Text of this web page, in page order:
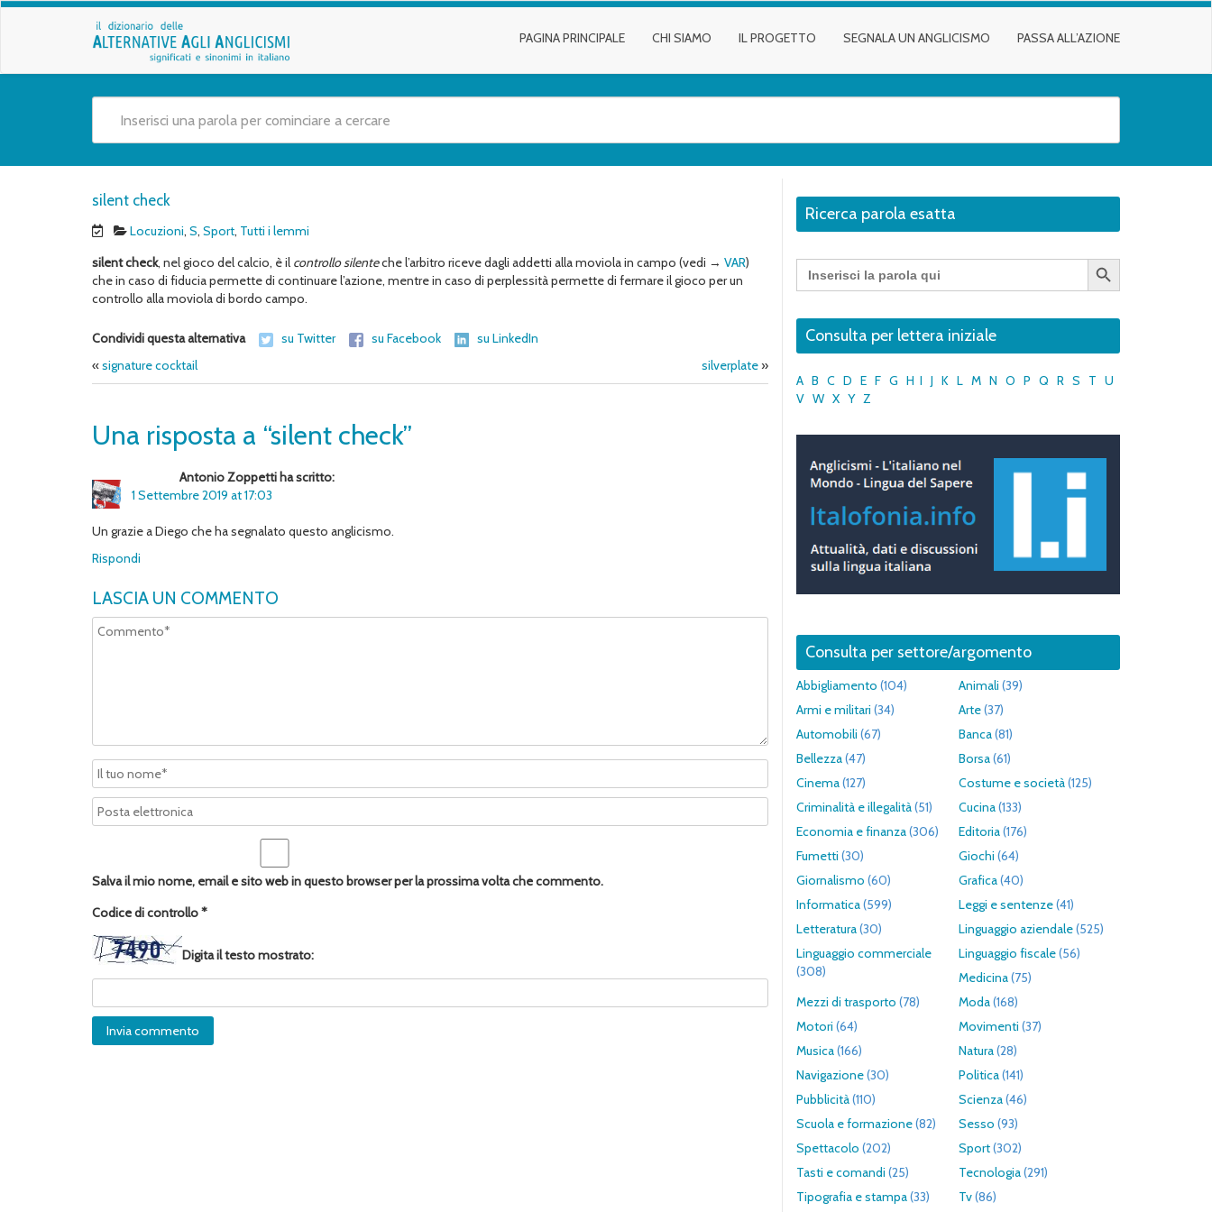
PAGINA PRINCIPALE CHI SIAMO IL PROGETTO SEGNALA UN ANGLICISMO PASSA ALL’AZIONE
silent check
Locuzioni, S, Sport, Tutti i lemmi
silent check, nel gioco del calcio, è il controllo silenteche l’arbitro riceve dagli addetti alla moviola in campo (vedi → VAR)
che in caso di fiducia permette di continuare l’azione, mentre in caso di perplessità permette di fermare il gioco per un
controllo alla moviola di bordo campo.
Condividi questa alternativa su Twitter su Facebook
su LinkedIn
«signature cocktail silverplate»
Una risposta a “silent check”
Antonio Zoppetti ha scritto:
1 Settembre 2019 at 17:03
Un grazie a Diego che ha segnalato questo anglicismo.
Rispondi
LASCIA UN COMMENTO
Salva il mio nome, email e sito web in questo browser per la prossima volta che commento.
Codice di controllo*
Digita il testo mostrato:
Ricerca parola esatta
Search
for:
Search Button
Consulta per lettera iniziale
A B C D E F G H I J K L M N O P Q R S T U
V W X Y Z
Consulta per settore/argomento
Abbigliamento (104) Animali (39)
Armi e militari (34) Arte(37)
Automobili (67) Banca(81)
Bellezza(47) Borsa(61)
Cinema(127) Costume e società(125)
Criminalità e illegalità(51) Cucina(133)
Economia e finanza(306) Editoria(176)
Fumetti (30) Giochi (64)
Giornalismo (60) Grafica(40)
Informatica(599) Leggi e sentenze(41)
Letteratura(30) Linguaggio aziendale(525)
Linguaggio commerciale
(308)
Linguaggio fiscale(56)
Medicina(75)
Mezzi di trasporto (78) Moda(168)
Motori (64) Movimenti (37)
Musica(166) Natura(28)
Navigazione(30) Politica(141)
Pubblicità(110) Scienza(46)
Scuola e formazione(82) Sesso (93)
Spettacolo (202) Sport(302)
Tasti e comandi (25) Tecnologia(291)
Tipografia e stampa(33) Tv(86)